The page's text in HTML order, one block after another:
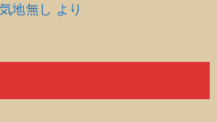
地無し より